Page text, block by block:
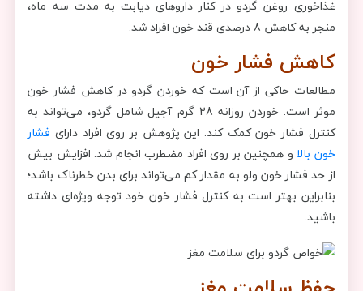
غذاخوری روغن گردو در کنار داروهای دیابت به مدت سه ماه،
منجر به کاهش 8 درصدی قند خون افراد شد.
کاهش فشار خون
مطالعات حاکی از آن است که خوردن گردو در کاهش فشار خون
موثر است. خوردن روزانه 28 گرم آجیل شامل گردو، می‌تواند به
کنترل فشار خون کمک کند. این پژوهش بر روی افراد دارای فشار
خون بالا و همچنین بر روی افراد مضطرب انجام شد. افزایش بیش
از حد فشار خون ولو به مقدار کم می‌تواند برای بدن خطرناک باشد؛
بنابراین بهتر است به کنترل فشار خون خود توجه ویژه‌ای داشته
باشید.